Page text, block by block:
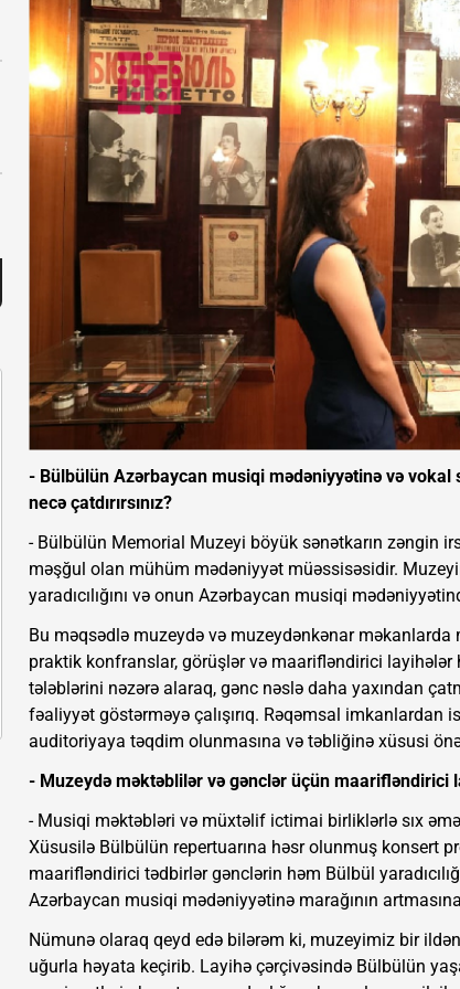
- Bülbülün Azərbaycan musiqi mədəniyyətinə və
necə çatdırırsınız?
- Bülbülün Memorial Muzeyi böyük sənətkarın zəngin
məşğul olan mühüm mədəniyyət müəssisəsidir.
yaradıcılığını və onun Azərbaycan musiqi
Bu məqsədlə muzeydə və muzeydənkənar
praktik konfranslar, görüşlər və maarifləndirici
tələblərini nəzərə alaraq, gənc nəslə daha yaxından
fəaliyyət göstərməyə çalışırıq. Rəqəmsal
auditoriyaya təqdim olunmasına və təbliğinə xüsusi
- Muzeydə məktəblilər və gənclər üçün
- Musiqi məktəbləri və müxtəlif ictimai birliklərlə sıx
Xüsusilə Bülbülün repertuarına həsr olunmuş konsert
maarifləndirici tədbirlər gənclərin həm Bülbül
Azərbaycan musiqi mədəniyyətinə marağının
Nümunə olaraq qeyd edə bilərəm ki, muzeyimiz bir
uğurla həyata keçirib. Layihə çərçivəsində Bülbülün